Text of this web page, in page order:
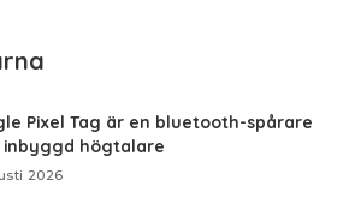
Pixel Tag är en bluetooth-spårare
inbyggd högtalare
2026